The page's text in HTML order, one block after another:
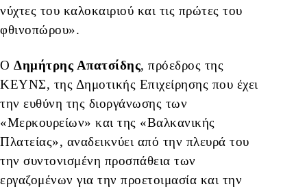
νύχτες του καλοκαιριού και τις πρώτες του
φθινοπώρου».
Ο Δημήτρης Απατσίδης, πρόεδρος της
ΚΕΥΝΣ, της Δημοτικής Επιχείρησης που έχει
την ευθύνη της διοργάνωσης των
«Μερκουρείων» και της «Βαλκανικής
Πλατείας», αναδεικνύει από την πλευρά του
την συντονισμένη προσπάθεια των
εργαζομένων για την προετοιμασία και την